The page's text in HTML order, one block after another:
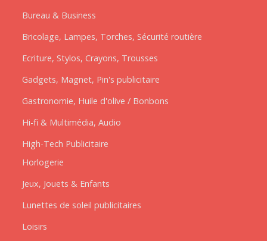
Bureau & Business
Bricolage, Lampes, Torches, Sécurité routière
Ecriture, Stylos, Crayons, Trousses
Gadgets, Magnet, Pin's publicitaire
Gastronomie, Huile d'olive / Bonbons
Hi-fi & Multimédia, Audio
High-Tech Publicitaire
Horlogerie
Jeux, Jouets & Enfants
Lunettes de soleil publicitaires
Loisirs